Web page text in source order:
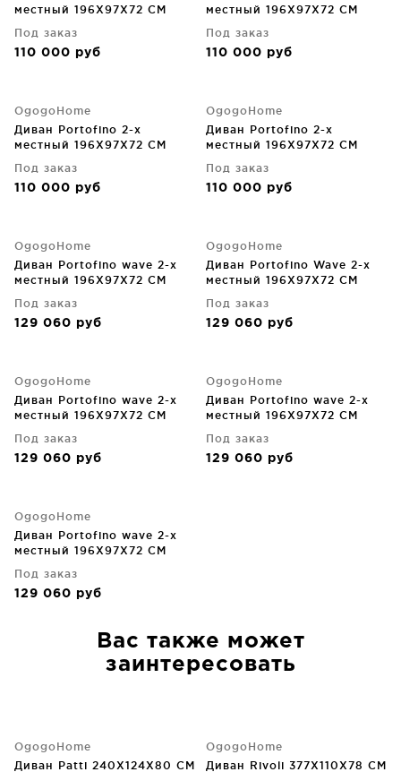
местный 196X97X72 CM
Под заказ
110 000 руб
местный 196X97X72 CM
Под заказ
110 000 руб
OgogoHome
Диван Portofino 2-х
местный 196X97X72 CM
Под заказ
110 000 руб
OgogoHome
Диван Portofino 2-х
местный 196X97X72 CM
Под заказ
110 000 руб
OgogoHome
Диван Portofino wave 2-х
местный 196X97X72 CM
Под заказ
129 060 руб
OgogoHome
Диван Portofino Wave 2-х
местный 196X97X72 CM
Под заказ
129 060 руб
OgogoHome
Диван Portofino wave 2-х
местный 196X97X72 CM
Под заказ
129 060 руб
OgogoHome
Диван Portofino wave 2-х
местный 196X97X72 CM
Под заказ
129 060 руб
OgogoHome
Диван Portofino wave 2-х
местный 196X97X72 CM
Под заказ
129 060 руб
Вас также может
заинтересовать
OgogoHome
Диван Patti 240X124X80 CM
OgogoHome
Диван Rivoli 377X110X78 CM